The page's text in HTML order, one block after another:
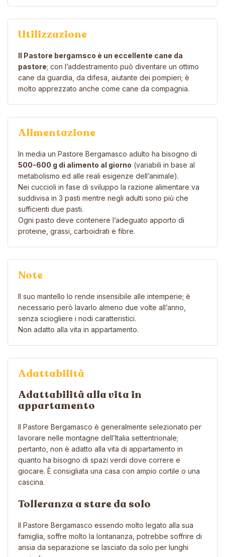
Utilizzazione
Il Pastore bergamsco è un eccellente cane da
pastore; con l’addestramento può diventare un ottimo
cane da guardia, da difesa, aiutante dei pompieri; è
molto apprezzato anche come cane da compagnia.
Alimentazione
In media un Pastore Bergamasco adulto ha bisogno di
500-600 g di alimento al giorno (variabili in base al
metabolismo ed alle reali esigenze dell’animale).
Nei cuccioli in fase di sviluppo la razione alimentare va
suddivisa in 3 pasti mentre negli adulti sono più che
sufficienti due pasti.
Ogni pasto deve contenere l’adeguato apporto di
proteine, grassi, carboidrati e fibre.
Note
Il suo mantello lo rende insensibile alle intemperie; è
necessario però lavarlo almeno due volte all’anno,
senza sciogliere i nodi caratteristici.
Non adatto alla vita in appartamento.
Adattabilità
Adattabilità alla vita in
appartamento
Il Pastore Bergamasco è generalmente selezionato per
lavorare nelle montagne dell’Italia settentrionale;
pertanto, non è adatto alla vita di appartamento in
quanto ha bisogno di spazi verdi dove correre e
giocare. È consigliata una casa con ampio cortile o una
cascina.
Tolleranza a stare da solo
Il Pastore Bergamasco essendo molto legato alla sua
famiglia, soffre molto la lontananza, potrebbe soffrire di
ansia da separazione se lasciato da solo per lunghi